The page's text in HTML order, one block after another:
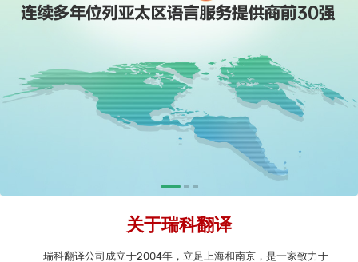
关于瑞科翻译
瑞科翻译公司成立于2004年，立足上海和南京，是一家致力于